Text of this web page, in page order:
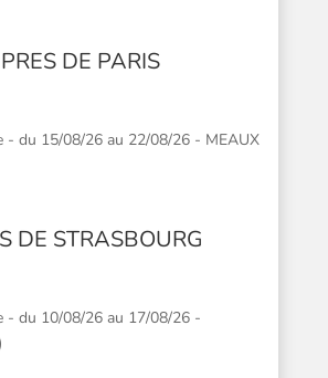
PRES DE PARIS
- du 15/08/26 au 22/08/26 - MEAUX
DE STRASBOURG
- du 10/08/26 au 17/08/26 -